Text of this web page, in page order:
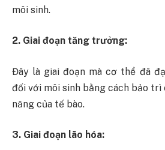
môi sinh.
2. Giai đoạn tăng trưởng:
Đây là giai đoạn mà cơ thể đã
đối với môi sinh bằng cách bảo trì
năng của tế bào.
3. Giai đoạn lão hóa: